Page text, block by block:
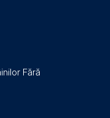
Fără